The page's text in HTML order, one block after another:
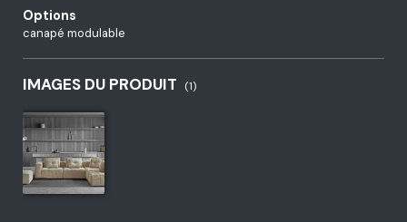
Options
canapé modulable
IMAGES DU PRODUIT (1)